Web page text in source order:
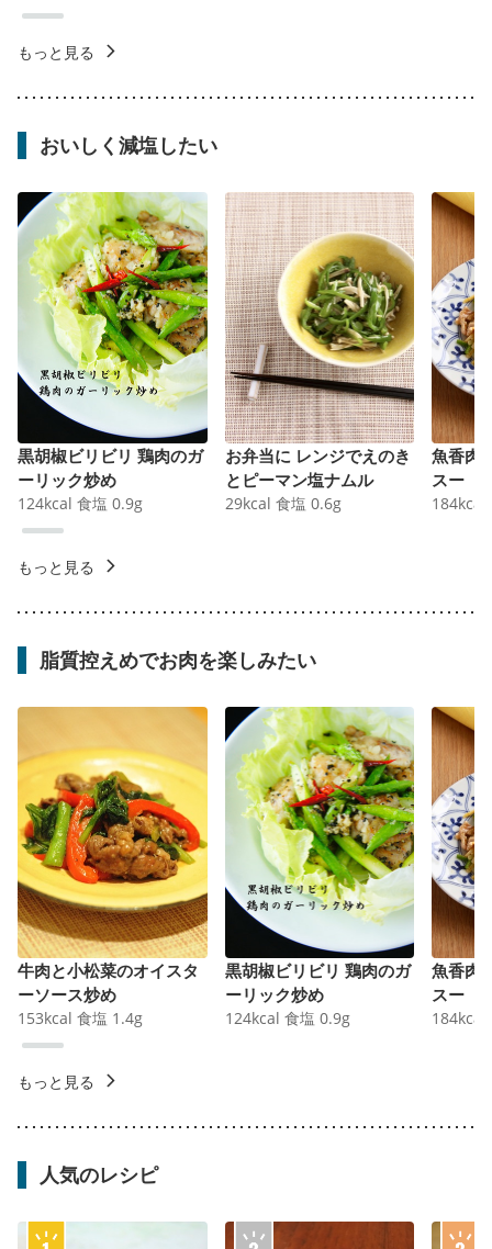
もっと見る
おいしく減塩したい
黒胡椒ビリビリ 鶏肉のガ
ーリック炒め
124kcal 食塩 0.9g
お弁当に レンジでえのき
とピーマン塩ナムル
29kcal 食塩 0.6g
魚香肉
スー
184kcal
もっと見る
脂質控えめでお肉を楽しみたい
牛肉と小松菜のオイスタ
ーソース炒め
153kcal 食塩 1.4g
黒胡椒ビリビリ 鶏肉のガ
ーリック炒め
124kcal 食塩 0.9g
魚香肉
スー
184kcal
もっと見る
人気のレシピ